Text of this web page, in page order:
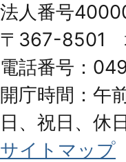
Honjo
City
法人番号
〒367-8501
電話番号：
開庁時間：午
日、祝日、休
サイトマップ